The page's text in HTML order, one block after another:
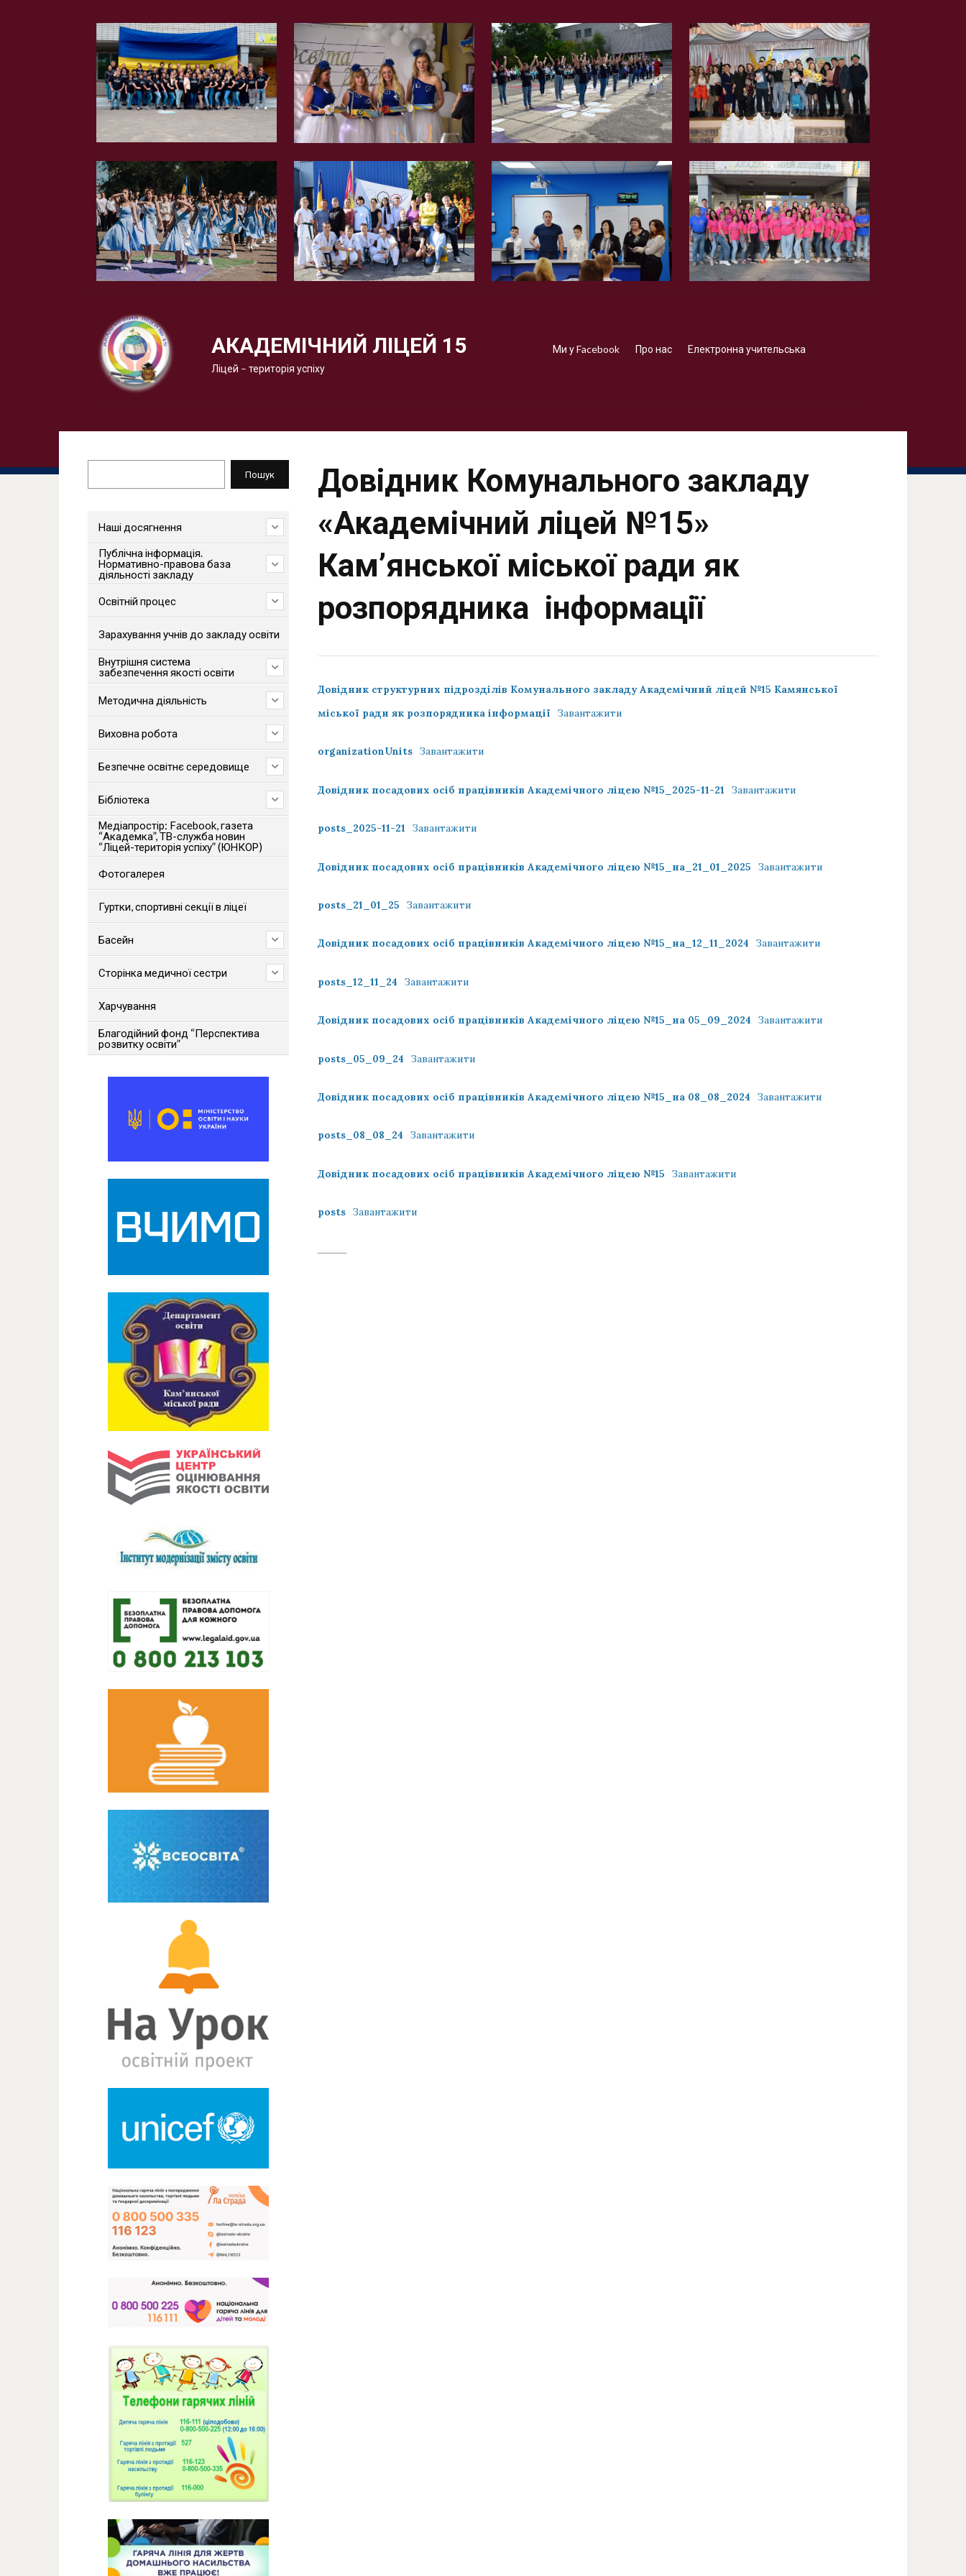
АКАДЕМІЧНИЙ ЛІЦЕЙ 15
Ліцей – територія успіху
Ми у Facebook Про нас Електронна учительська
Довідник Комунального закладу
«Академічний ліцей №15»
Кам’янської міської ради як
розпорядника інформації
Довідник структурних підрозділів Комунального закладу Академічний ліцей №15 Камянської
міської ради як розпорядника інформації
Завантажити
organizationUnits Завантажити
Довідник посадових осіб працівників Академічного ліцею №15_2025-11-21 Завантажити
posts_2025-11-21 Завантажити
Довідник посадових осіб працівників Академічного ліцею №15_на_21_01_2025 Завантажити
posts_21_01_25 Завантажити
Довідник посадових осіб працівників Академічного ліцею №15_на_12_11_2024 Завантажити
posts_12_11_24 Завантажити
Довідник посадових осіб працівників Академічного ліцею №15_на 05_09_2024 Завантажити
posts_05_09_24 Завантажити
Довідник посадових осіб працівників Академічного ліцею №15_на 08_08_2024 Завантажити
posts_08_08_24 Завантажити
Довідник посадових осіб працівників Академічного ліцею №15 Завантажити
posts Завантажити
Пошук
Наші досягнення
Публічна інформація.
Нормативно-правова база
діяльності закладу
Освітній процес
Зарахування учнів до закладу освіти
Внутрішня система
забезпечення якості освіти
Методична діяльність
Виховна робота
Безпечне освітнє середовище
Бібліотека
Медіапростір: Facebook, газета
“Академка”, ТВ-служба новин
“Ліцей-територія успіху” (ЮНКОР)
Фотогалерея
Гуртки, спортивні секції в ліцеї
Басейн
Сторінка медичної сестри
Харчування
Благодійний фонд “Перспектива
розвитку освіти”